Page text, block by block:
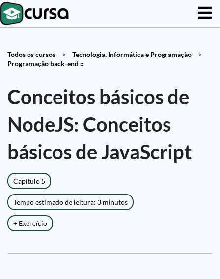
Todos os cursos > Tecnologia, Informática e Programação
>
Programação back-end ::
Conceitos básicos de
NodeJS: Conceitos
básicos de JavaScript
Capítulo 5
Tempo estimado de leitura: 3 minutos
+ Exercício